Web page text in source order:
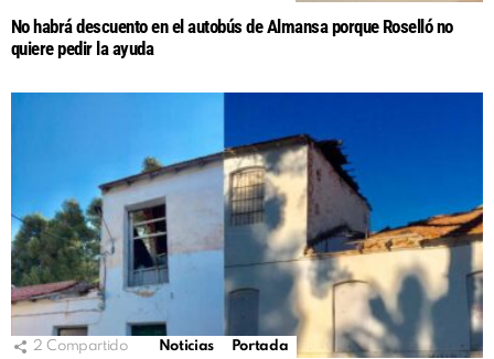
No habrá descuento en el autobús de Almansa porque Roselló no
quiere pedir la ayuda
2 Compartido Noticias Portada